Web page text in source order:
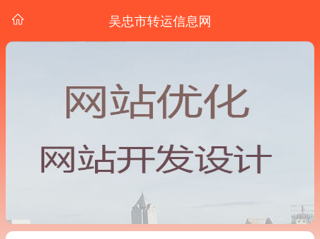
吴忠市转运信息网